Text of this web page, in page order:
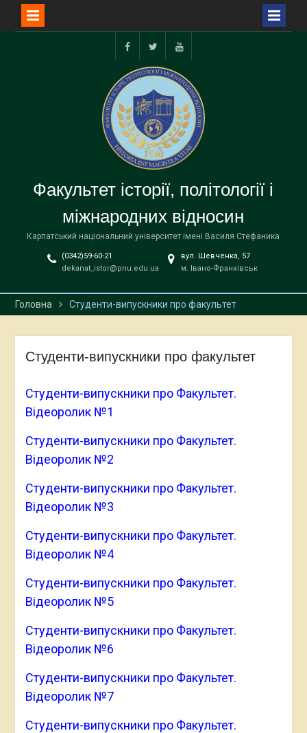
facebooktwitter youtube
Факультет історії, політології і
міжнародних відносин
Карпатський національний університет імені Василя Стефаника
(0342)59-60-21
dekanat_istor@pnu.edu.ua
вул. Шевченка, 57
м. Івано-Франківськ
Головна Студенти-випускники про факультет
Студенти-випускники про факультет
Студенти-випускники про Факультет.
Відеоролик №1
Студенти-випускники про Факультет.
Відеоролик №2
Студенти-випускники про Факультет.
Відеоролик №3
Студенти-випускники про Факультет.
Відеоролик №4
Студенти-випускники про Факультет.
Відеоролик №5
Студенти-випускники про Факультет.
Відеоролик №6
Студенти-випускники про Факультет.
Відеоролик №7
Студенти-випускники про Факультет.